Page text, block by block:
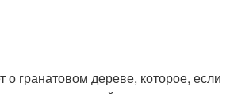
о гранатовом дереве, которое, если